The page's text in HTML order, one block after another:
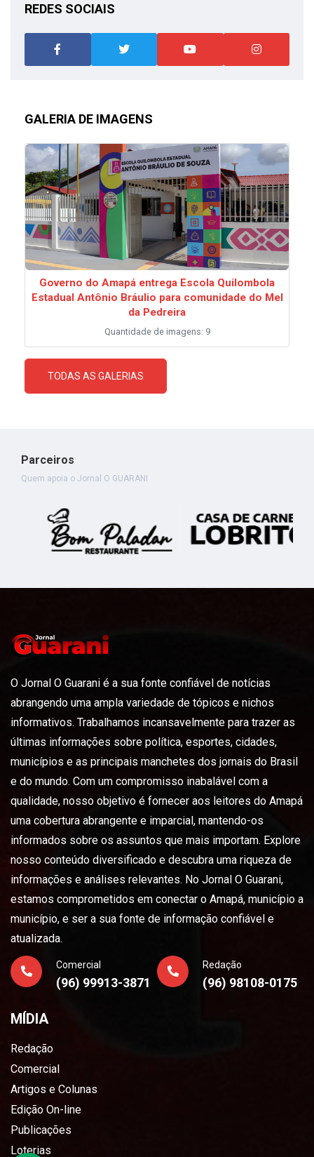
REDES SOCIAIS
GALERIA DE IMAGENS
Governo do Amapá entrega Escola Quilombola
Estadual Antônio Bráulio para comunidade do Mel
da Pedreira
Quantidade de imagens: 9
TODAS AS GALERIAS
Parceiros
Quem apoia o Jornal O GUARANI
O Jornal O Guarani é a sua fonte confiável de notícias
abrangendo uma ampla variedade de tópicos e nichos
informativos. Trabalhamos incansavelmente para trazer as
últimas informações sobre política, esportes, cidades,
municípios e as principais manchetes dos jornais do Brasil
e do mundo. Com um compromisso inabalável com a
qualidade, nosso objetivo é fornecer aos leitores do Amapá
uma cobertura abrangente e imparcial, mantendo-os
informados sobre os assuntos que mais importam. Explore
nosso conteúdo diversificado e descubra uma riqueza de
informações e análises relevantes. No Jornal O Guarani,
estamos comprometidos em conectar o Amapá, município a
município, e ser a sua fonte de informação confiável e
atualizada.
Comercial
(96) 99913-3871
Redação
(96) 98108-0175
MÍDIA
Redação
Comercial
Artigos e Colunas
Edição On-line
Publicações
Loterias